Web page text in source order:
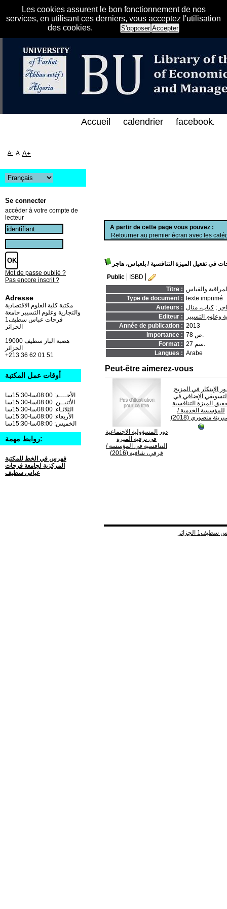
Les cookies assurent le bon fonctionnement de nos
services, en utilisant ces derniers, vous acceptez l'utilisation
des cookies.
S'opposer Accepter
على الخط المباشر لمكتبة كلية العلوم
A partir de cette page vous pouvez :
Retourner au premier écran avec les
في تفعيل الميزة التنافسية / بلعباس، هاجر
Public
ISBD
Titre : والقياس
Type de document : texte imprimé
Auteurs :
; كباب، منال
Editeur :
وعلوم التسيير
Année de publication : 2013
Importance :
78 ص.
Format :
27 سم.
Langues : Arabe
Peut-être aimerez-vous
دور المسؤولية الاجتماعية
في ترقية الميزة
التنافسية في المؤسسة/
قرفي، شافية (2016)
الإبتكار في المزيج
الإضافي في
الميزة التنافسية
للمؤسسة الخدمية/
منصوري (2018)
Accueil calendrier facebook.
A- A A+
Se connecter
accéder à votre compte de
lecteur
Mot de passe oublié ?
Pas encore inscrit ?
Adresse
مكتبة كلية العلوم الاقتصادية
والتجارية وعلوم التسيير جامعة
فرحات عباس سطيف1
الجزائر
19000 هضبة الباز سطيف
+213 36 62 01 51
أوقات عمل المكتبة
الأحــــد: 08:00سا-15:30سا
الأثنيــن: 08:00سا-15:30سا
الثلاثـاء: 08:00سا-15:30سا
الأربعاء: 08:00سا-15:30سا
الخميس: 08:00سا-15:30سا
روابط مهمة:
فهرس في الخط للمكتبة
المركزية لجامعة فرحات
عباس سطيف